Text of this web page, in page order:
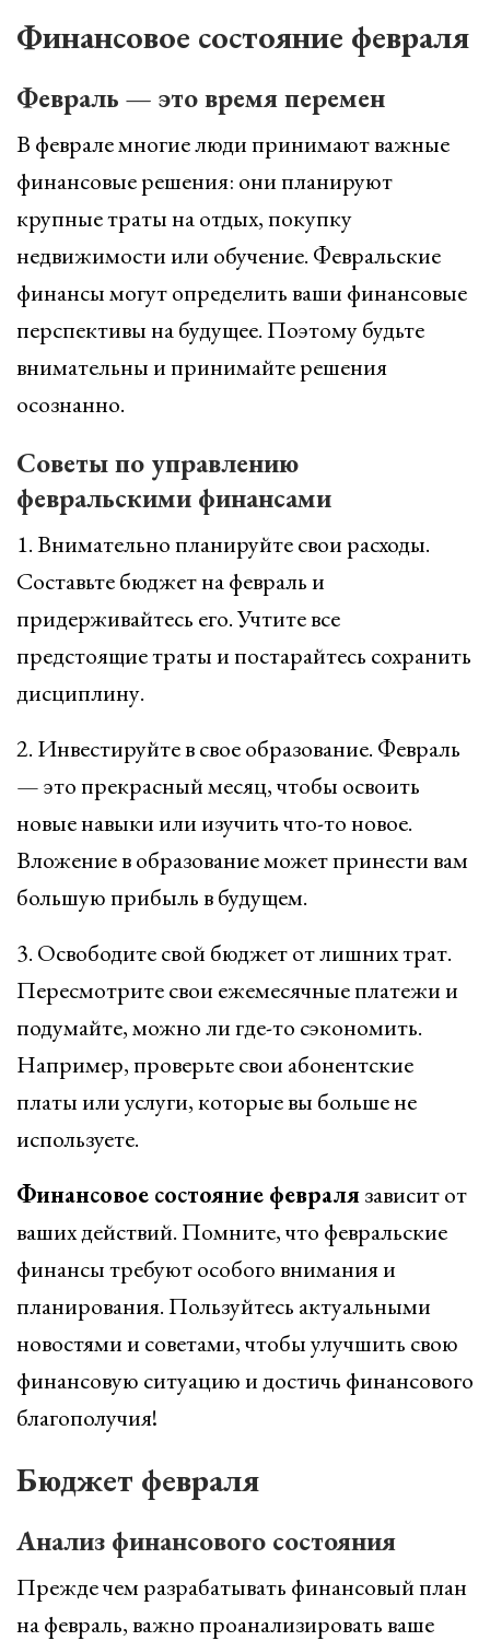
Финансовое состояние февраля
Февраль — это время перемен
В феврале многие люди принимают важные
финансовые решения: они планируют
крупные траты на отдых, покупку
недвижимости или обучение. Февральские
финансы могут определить ваши финансовые
перспективы на будущее. Поэтому будьте
внимательны и принимайте решения
осознанно.
Советы по управлению
февральскими финансами
1. Внимательно планируйте свои расходы.
Составьте бюджет на февраль и
придерживайтесь его. Учтите все
предстоящие траты и постарайтесь сохранить
дисциплину.
2. Инвестируйте в свое образование. Февраль
— это прекрасный месяц, чтобы освоить
новые навыки или изучить что-то новое.
Вложение в образование может принести вам
большую прибыль в будущем.
3. Освободите свой бюджет от лишних трат.
Пересмотрите свои ежемесячные платежи и
подумайте, можно ли где-то сэкономить.
Например, проверьте свои абонентские
платы или услуги, которые вы больше не
используете.
Финансовое состояние февралязависит от
ваших действий. Помните, что февральские
финансы требуют особого внимания и
планирования. Пользуйтесь актуальными
новостями и советами, чтобы улучшить свою
финансовую ситуацию и достичь финансового
благополучия!
Бюджет февраля
Анализ финансового состояния
Прежде чем разрабатывать финансовый план
на февраль, важно проанализировать ваше